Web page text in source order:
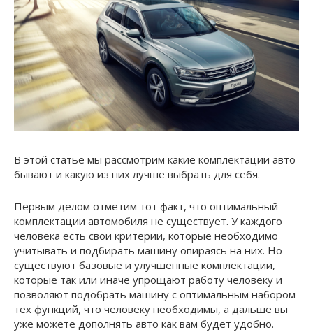
В этой статье мы рассмотрим какие комплектации авто
бывают и какую из них лучше выбрать для себя.
Первым делом отметим тот факт, что оптимальный
комплектации автомобиля не существует. У каждого
человека есть свои критерии, которые необходимо
учитывать и подбирать машину опираясь на них. Но
существуют базовые и улучшенные комплектации,
которые так или иначе упрощают работу человеку и
позволяют подобрать машину с оптимальным набором
тех функций, что человеку необходимы, а дальше вы
уже можете дополнять авто как вам будет удобно.